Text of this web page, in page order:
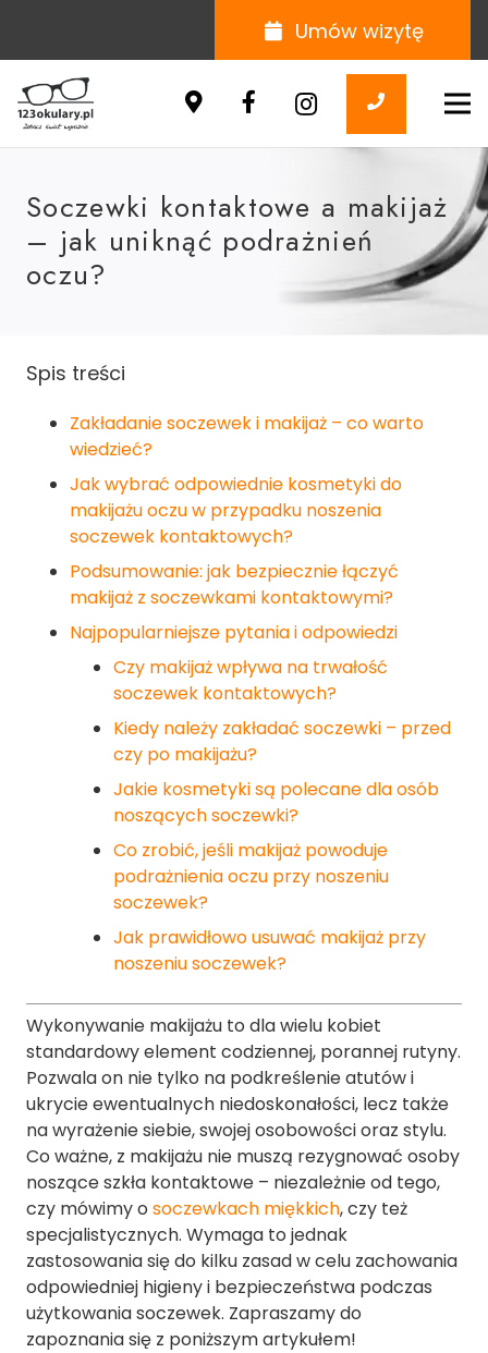
Umów wizytę
Soczewki kontaktowe a makijaż
– jak uniknąć podrażnień
oczu?
Spis treści
Zakładanie soczewek i makijaż – co warto
wiedzieć?
Jak wybrać odpowiednie kosmetyki do
makijażu oczu w przypadku noszenia
soczewek kontaktowych?
Podsumowanie: jak bezpiecznie łączyć
makijaż z soczewkami kontaktowymi?
Najpopularniejsze pytania i odpowiedzi
Czy makijaż wpływa na trwałość
soczewek kontaktowych?
Kiedy należy zakładać soczewki – przed
czy po makijażu?
Jakie kosmetyki są polecane dla osób
noszących soczewki?
Co zrobić, jeśli makijaż powoduje
podrażnienia oczu przy noszeniu
soczewek?
Jak prawidłowo usuwać makijaż przy
noszeniu soczewek?
Wykonywanie makijażu to dla wielu kobiet
standardowy element codziennej, porannej rutyny.
Pozwala on nie tylko na podkreślenie atutów i
ukrycie ewentualnych niedoskonałości, lecz także
na wyrażenie siebie, swojej osobowości oraz stylu.
Co ważne, z makijażu nie muszą rezygnować osoby
noszące szkła kontaktowe – niezależnie od tego,
czy mówimy o soczewkach miękkich, czy też
specjalistycznych. Wymaga to jednak
zastosowania się do kilku zasad w celu zachowania
odpowiedniej higieny i bezpieczeństwa podczas
użytkowania soczewek. Zapraszamy do
zapoznania się z poniższym artykułem!